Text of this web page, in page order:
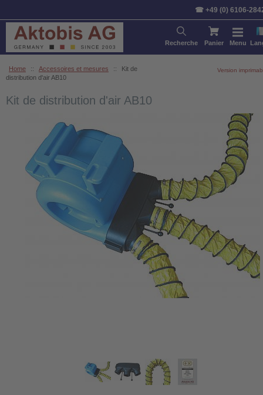
☎ +49 (0) 6106-
Recherche Panier Menu
Home :: Accessoires et mesures ::
Kit de
distribution d'air AB10
Version
Kit de distribution d'air AB10